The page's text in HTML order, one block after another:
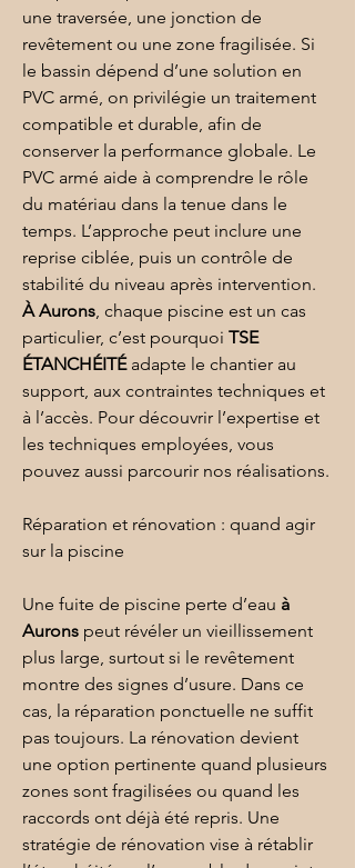
une traversée, une jonction de
revêtement ou une zone fragilisée. Si
le bassin dépend d’une solution en
PVC armé, on privilégie un traitement
compatible et durable, afin de
conserver la performance globale. Le
PVC armé aide à comprendre le rôle
du matériau dans la tenue dans le
temps. L’approche peut inclure une
reprise ciblée, puis un contrôle de
stabilité du niveau après intervention.
À Aurons, chaque piscine est un cas
particulier, c’est pourquoi TSE
ÉTANCHÉITÉ adapte le chantier au
support, aux contraintes techniques et
à l’accès. Pour découvrir l’expertise et
les techniques employées, vous
pouvez aussi parcourir nos réalisations.
Réparation et rénovation : quand agir
sur la piscine
Une fuite de piscine perte d’eau à
Aurons peut révéler un vieillissement
plus large, surtout si le revêtement
montre des signes d’usure. Dans ce
cas, la réparation ponctuelle ne suffit
pas toujours. La rénovation devient
une option pertinente quand plusieurs
zones sont fragilisées ou quand les
raccords ont déjà été repris. Une
stratégie de rénovation vise à rétablir